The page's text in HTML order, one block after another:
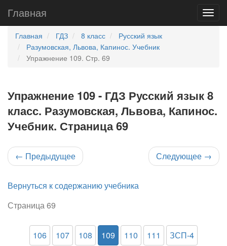
Главная
Главная ГДЗ 8 класс
Русский язык
Разумовская, Львова, Капинос. Учебник
Упражнение 109. Стр. 69
Упражнение 109 - ГДЗ Русский язык 8
класс. Разумовская, Львова, Капинос.
Учебник. Страница 69
← Предыдущее Следующее →
Вернуться к содержанию учебника
Страница 69
106 107 108 109 110 111 ЗСП-4